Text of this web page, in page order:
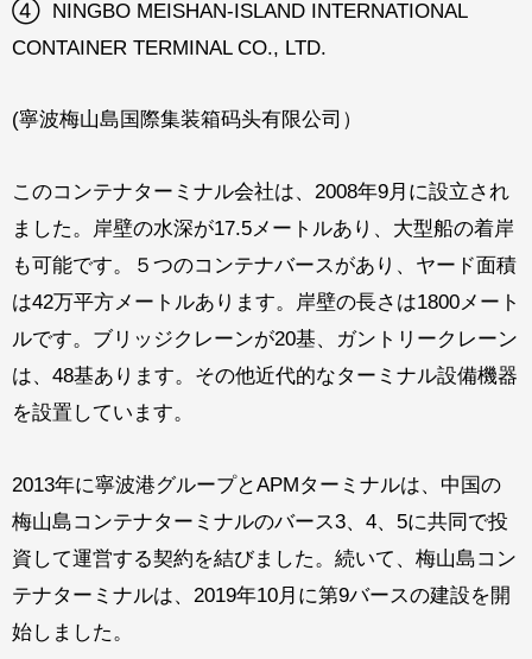
④ NINGBO MEISHAN-ISLAND INTERNATIONAL
CONTAINER TERMINAL CO., LTD.
(寧波梅山島国際集装箱码头有限公司）
このコンテナターミナル会社は、2008年9月に設立され
ました。岸壁の水深が17.5メートルあり、大型船の着岸
も可能です。５つのコンテナバースがあり、ヤード面積
は42万平方メートルあります。岸壁の長さは1800メート
ルです。ブリッジクレーンが20基、ガントリークレーン
は、48基あります。その他近代的なターミナル設備機器
を設置しています。
2013年に寧波港グループとAPMターミナルは、中国の
梅山島コンテナターミナルのバース3、4、5に共同で投
資して運営する契約を結びました。続いて、梅山島コン
テナターミナルは、2019年10月に第9バースの建設を開
始しました。